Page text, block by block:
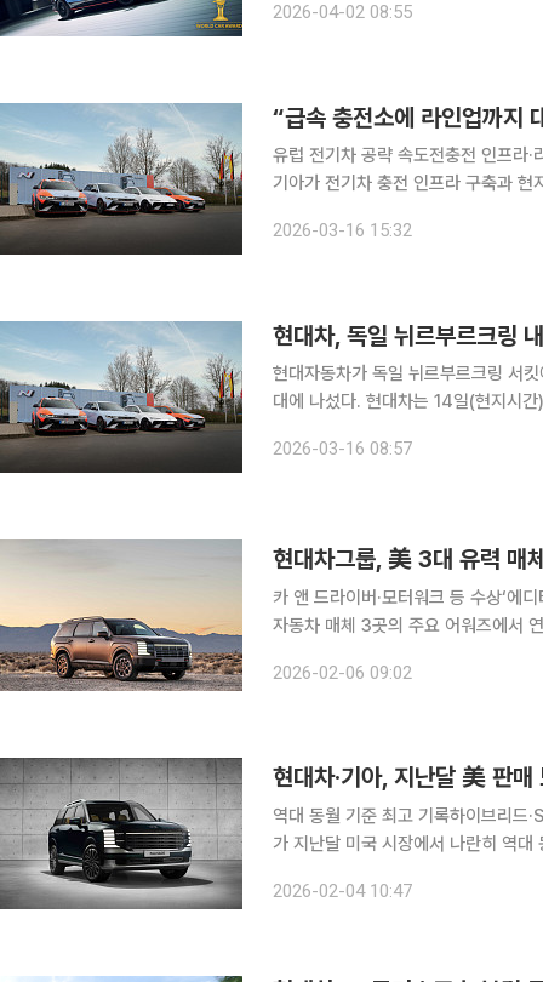
했다고 밝혔다. 호세 무뇨스 현대차
2026-04-02 08:55
“급속 충전소에 라인업까지
유럽 전기차 공략 속도전충전 인프라·라
기아가 전기차 충전 인프라 구축과
서킷에 ‘뉘르부르크링 N 급속 충전소
2026-03-16 15:32
현대차, 독일 뉘르부르크링
현대자동차가 독일 뉘르부르크링 서
대에 나섰다. 현대차는 14일(현지시간) 독일 뉘르부르크링 노르트슐라이페 서킷에서 고성능 브랜드
Hell)’으로 불리는 뉘르부르크링은 세
2026-03-16 08:57
현대차그룹, 美 3대 유력 매
카 앤 드라이버·모터워크 등 수상‘에디터스 초이
자동차 매체 3곳의 주요 어워즈에서
and Driver)’가 발표한 ‘2026 에디
2026-02-06 09:02
현대차·기아, 지난달 美 판
역대 동월 기준 최고 기록하이브리드·SUV 중
가 지난달 미국 시장에서 나란히 역
올해 현대차·기아는 미국 시장을 겨
2026-02-04 10:47